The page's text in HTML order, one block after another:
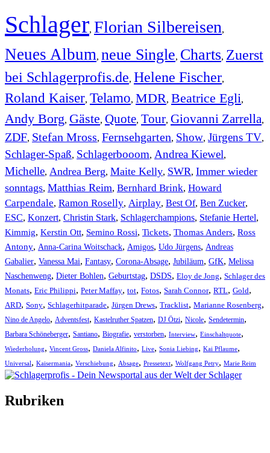
Schlager, Florian Silbereisen,
Neues Album, neue Single, Charts, Zuerst
bei Schlagerprofis.de, Helene Fischer,
Roland Kaiser, Telamo, MDR, Beatrice Egli,
Andy Borg, Gäste, Quote, Tour, Giovanni Zarrella,
ZDF, Stefan Mross, Fernsehgarten, Show, Jürgens TV,
Schlager-Spaß, Schlagerbooom, Andrea Kiewel,
Michelle, Andrea Berg, Maite Kelly, SWR, Immer wieder
sonntags, Matthias Reim, Bernhard Brink, Howard
Carpendale, Ramon Roselly, Airplay, Best Of, Ben Zucker,
ESC, Konzert, Christin Stark, Schlagerchampions, Stefanie Hertel,
Kimmig, Kerstin Ott, Semino Rossi, Tickets, Thomas Anders, Ross
Antony, Anna-Carina Woitschack, Amigos, Udo Jürgens, Andreas
Gabalier, Vanessa Mai, Fantasy, Corona-Absage, Jubiläum, GfK, Melissa
Naschenweng, Dieter Bohlen, Geburtstag, DSDS, Eloy de Jong, Schlager des
Monats, Eric Philippi, Peter Maffay, tot, Fotos, Sarah Connor, RTL, Gold,
ARD, Sony, Schlagerhitparade, Jürgen Drews, Tracklist, Marianne Rosenberg,
Nino de Angelo, Adventsfest, Kastelruther Spatzen, DJ Ötzi, Nicole, Sendetermin,
Barbara Schöneberger, Santiano, Biografie, verstorben, Interview, Einschaltquote,
Wiederholung, Vincent Gross, Daniela Alfinito, Live, Sonia Liebing, Kai Pflaume,
Universal, Kaisermania, Verschiebung, Absage, Pressetext, Wolfgang Petry, Marie Reim
Rubriken